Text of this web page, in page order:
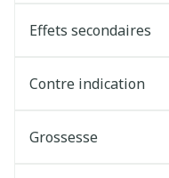
Effets secondaires
Contre indication
Grossesse